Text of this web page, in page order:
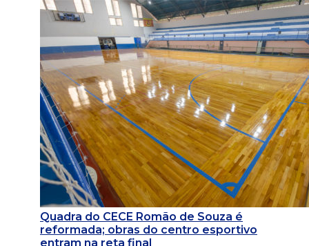
Quadra do CECE Romão de Souza é
reformada; obras do centro esportivo
entram na reta final